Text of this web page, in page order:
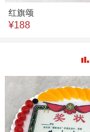
红旗颂
¥188